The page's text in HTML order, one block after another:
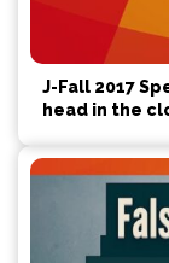
J-Fall 2017
head in the